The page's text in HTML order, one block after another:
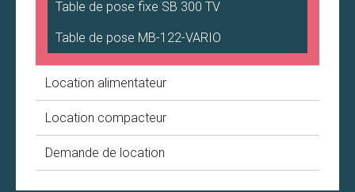
Table de pose fixe SB 300 TV
Table de pose MB-122-VARIO
Location alimentateur
Location compacteur
Demande de location